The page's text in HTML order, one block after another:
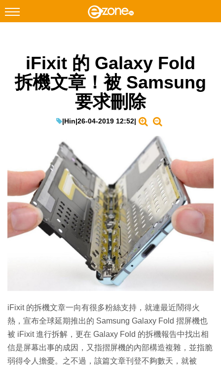
Facebook Instagram
科技焦點
生成式AI與雲端應用
Enterprise Digital Transformation
特集
iFixit 的 Galaxy Fold
拆機文章！被 Samsung
要求刪除
|Hin|26-04-2019 12:52|
iFixit 的拆機文章一向有很多粉絲支持，就連最近鬧得火
熱，宣布全球延期推出的 Samsung Galaxy Fold 摺屏機也
被 iFixit 進行拆解，更在 Galaxy Fold 的拆機報告中找出相
信是屏幕出事的成因，又指摺屏機的內部構造複雜，並指脆
弱得令人擔憂。之不過，該篇文章刊登不夠數天，就被